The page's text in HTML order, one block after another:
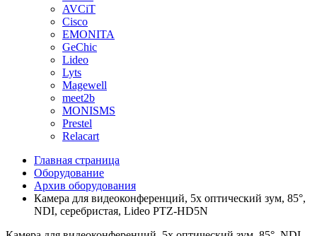
AVCiT
Cisco
EMONITA
GeChic
Lideo
Lyts
Magewell
meet2b
MONISMS
Prestel
Relacart
Главная страница
Оборудование
Архив оборудования
Камера для видеоконференций, 5x оптический зум, 85°,
NDI, серебристая, Lideo PTZ-HD5N